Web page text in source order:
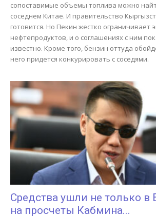
сопоставимые объемы топлива можно
соседнем Китае. И правительство
готовится. Но Пекин жестко ограничивает
нефтепродуктов, и о соглашениях с ним
известно. Кроме того, бензин оттуда
него придется конкурировать с соседями.
Средства ушли не только в
на просчеты Кабмина...